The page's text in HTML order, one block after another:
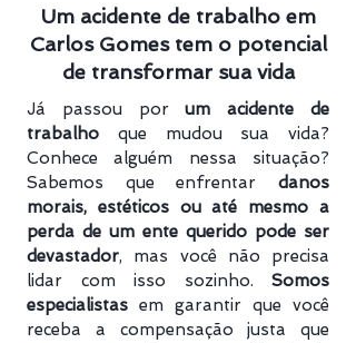
Um acidente de trabalho em
Carlos Gomes tem o potencial
de transformar sua vida
Já passou porum acidente de
trabalho que mudou sua vida?
Conhece alguém nessa situação?
Sabemos que enfrentar danos
morais, estéticos ou até mesmo a
perda de um ente querido pode ser
devastador, mas você não precisa
lidar com isso sozinho. Somos
especialistas em garantir que você
receba a compensação justa que